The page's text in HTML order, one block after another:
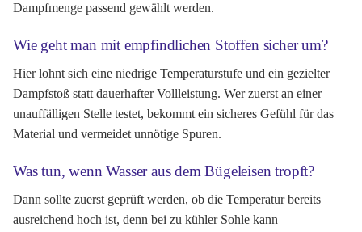
Dampfmenge passend gewählt werden.
Wie geht man mit empfindlichen Stoffen sicher um?
Hier lohnt sich eine niedrige Temperaturstufe und ein gezielter
Dampfstoß statt dauerhafter Vollleistung. Wer zuerst an einer
unauffälligen Stelle testet, bekommt ein sicheres Gefühl für das
Material und vermeidet unnötige Spuren.
Was tun, wenn Wasser aus dem Bügeleisen tropft?
Dann sollte zuerst geprüft werden, ob die Temperatur bereits
ausreichend hoch ist, denn bei zu kühler Sohle kann